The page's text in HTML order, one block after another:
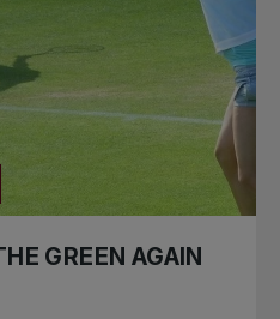
GREEN AGAIN